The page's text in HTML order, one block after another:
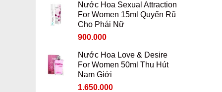
là:
1.450.000 ₫.
tại
là:
1.250.000 ₫.
Nước Hoa Sexual Attraction
For Women 15ml Quyến Rũ
Cho Phái Nữ
Giá
là:
1.100.000 ₫.
900.000
tại
là:
900.000 ₫.
Nước Hoa Love & Desire
For Women 50ml Thu Hút
Nam Giới
Giá
1.650.000